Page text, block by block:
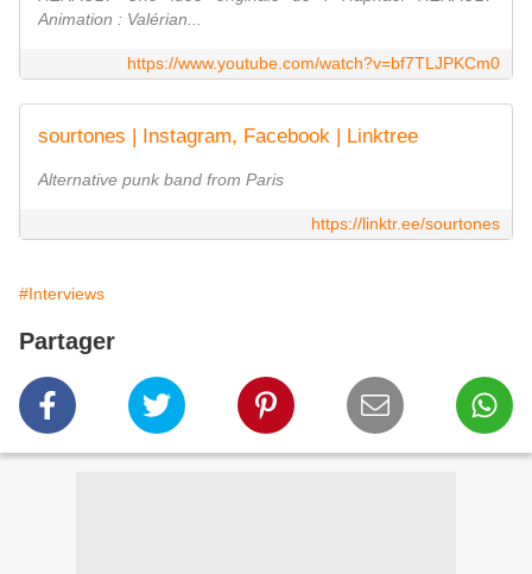
Animation : Valérian...
https://www.youtube.com/watch?v=bf7TLJPKCm0
sourtones | Instagram, Facebook | Linktree
Alternative punk band from Paris
https://linktr.ee/sourtones
#Interviews
Partager